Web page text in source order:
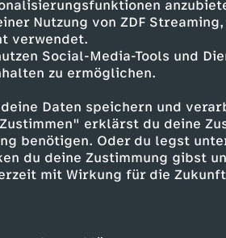
Nutzung von ZDF Streaming,
verwendet.
Social-Media-Tools und
zu ermöglichen.
Daten speichern und
erklärst du deine
benötigen. Oder du legst
du deine Zustimmung gibst
mit Wirkung für die
Untertitel